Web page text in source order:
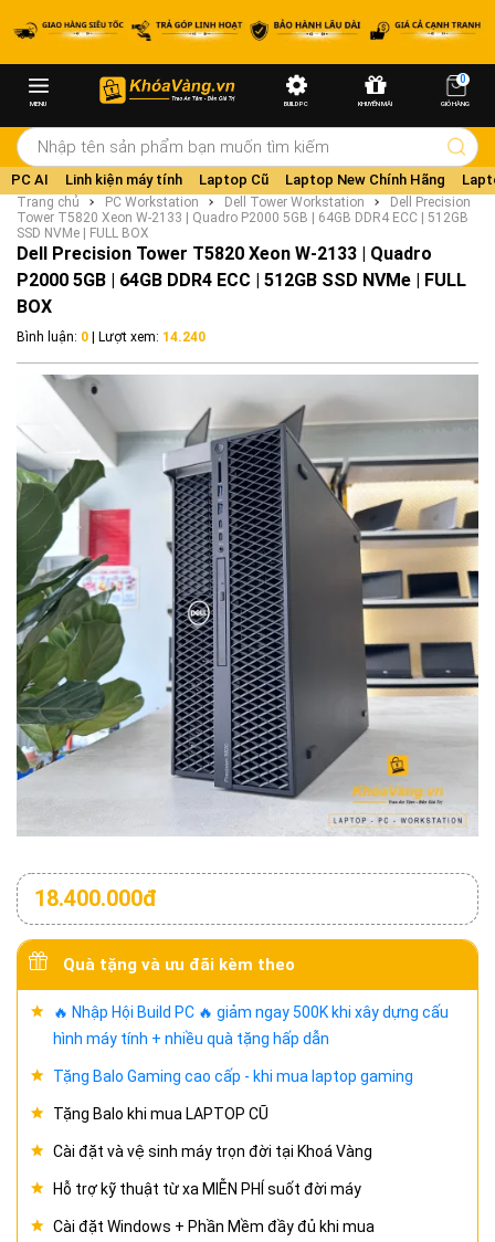
MENU BUILD PC KHUYẾN MÃI
0
GIỎ HÀNG
PC AI Linh kiện máy tính Laptop Cũ Laptop New Chính Hãng
Trang chủ PC Workstation Dell Tower Workstation
Dell Precision
Tower T5820 Xeon W-2133 | Quadro P2000 5GB | 64GB DDR4 ECC | 512GB
SSD NVMe | FULL BOX
Dell Precision Tower T5820 Xeon W-2133 | Quadro
P2000 5GB | 64GB DDR4 ECC | 512GB SSD NVMe | FULL
BOX
Bình luận: 0 | Lượt xem: 14.240
18.400.000đ
Quà tặng và ưu đãi kèm theo
🔥 Nhập Hội Build PC 🔥 giảm ngay 500K khi xây dựng cấu
hình máy tính + nhiều quà tặng hấp dẫn
Tặng Balo Gaming cao cấp - khi mua laptop gaming
Tặng Balo khi mua LAPTOP CŨ
Cài đặt và vệ sinh máy trọn đời tại Khoá Vàng
Hỗ trợ kỹ thuật từ xa MIỄN PHÍ suốt đời máy
Cài đặt Windows + Phần Mềm đầy đủ khi mua